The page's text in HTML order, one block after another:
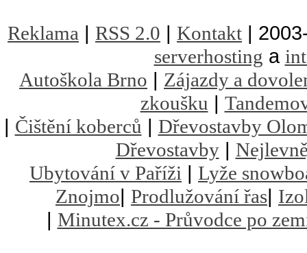
Reklama | RSS 2.0 | Kontakt |
serverhosting a
Autoškola Brno | Zájazdy a
zkoušku |
| Čištění koberců | Dřevostavby
Dřevostavby|
Ubytování v Paříži | Lyže
Znojmo| Prodlužování řas|
| Minutex.cz - Průvodce po